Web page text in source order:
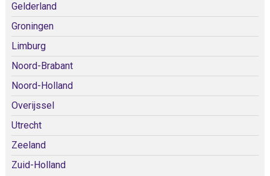
Gelderland
Groningen
Limburg
Noord-Brabant
Noord-Holland
Overijssel
Utrecht
Zeeland
Zuid-Holland